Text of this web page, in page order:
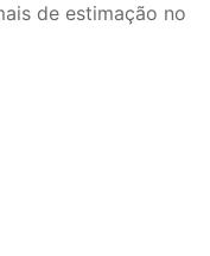
de estimação no